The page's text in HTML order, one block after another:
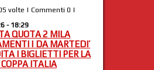
volte | Commenti 0 |
- 18:29
QUOTA 2 MILA
| DA MARTEDI’
I BIGLIETTI PER LA
ITALIA